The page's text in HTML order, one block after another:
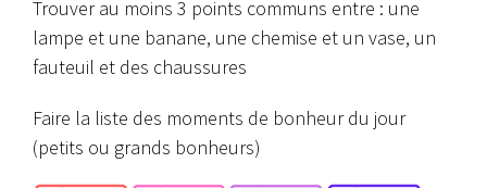
Trouver au moins 3 points communs entre : une
lampe et une banane, une chemise et un vase, un
fauteuil et des chaussures
Faire la liste des moments de bonheur du jour
(petits ou grands bonheurs)